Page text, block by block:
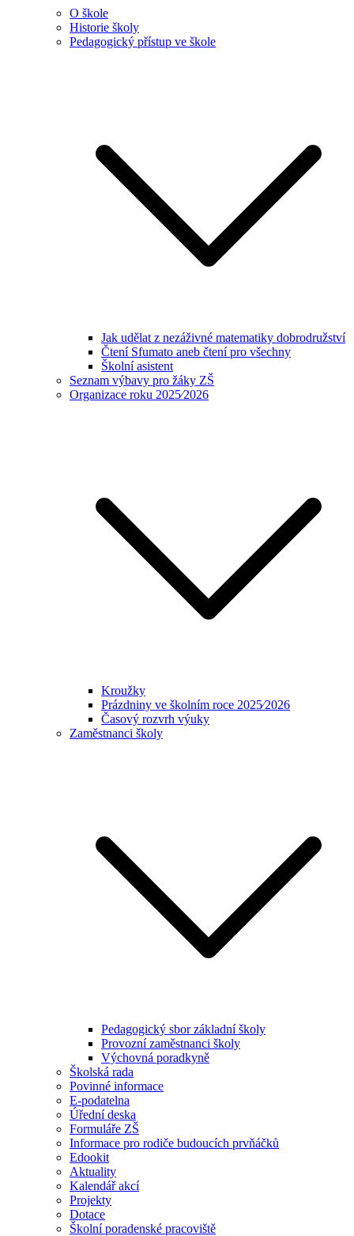
O škole
Historie školy
Pedagogický přístup ve škole
Jak udělat z nezáživné matematiky dobrodružství
Čtení Sfumato aneb čtení pro všechny
Školní asistent
Seznam výbavy pro žáky ZŠ
Organizace roku 2025⁄2026
Kroužky
Prázdniny ve školním roce 2025⁄2026
Časový rozvrh výuky
Zaměstnanci školy
Pedagogický sbor základní školy
Provozní zaměstnanci školy
Výchovná poradkyně
Školská rada
Povinné informace
E-podatelna
Úřední deska
Formuláře ZŠ
Informace pro rodiče budoucích prvňáčků
Edookit
Aktuality
Kalendář akcí
Projekty
Dotace
Školní poradenské pracoviště